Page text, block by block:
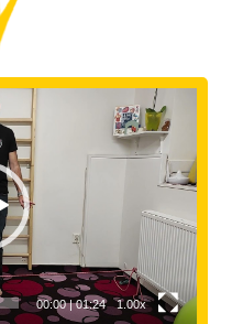
00:00|01:24 1.00x